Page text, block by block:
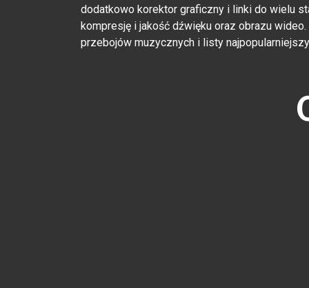
dodatkowo korektor graficzny i linki do wielu
kompresję i jakość dźwięku oraz obrazu
przebojów muzycznych i listy